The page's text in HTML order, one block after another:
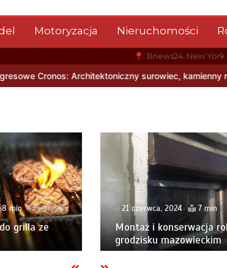
Motoryzacja Nieruchomości
Bnews24, New York
surowiec, kamienny rysunek i nowoczesna
8 min
grilla ze
21 czerwca, 2024 7 min
Montaż i konserwacja
grodzisku mazowieckim